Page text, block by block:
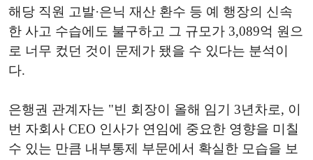
해당 직원 고발·은닉 재산 환수 등 예 행장의 신속
한 사고 수습에도 불구하고 그 규모가 3,089억 원으
로 너무 컸던 것이 문제가 됐을 수 있다는 분석이
다.
은행권 관계자는 "빈 회장이 올해 임기 3년차로, 이
번 자회사 CEO 인사가 연임에 중요한 영향을 미칠
수 있는 만큼 내부통제 부문에서 확실한 모습을 보